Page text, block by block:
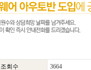
조회수 3664